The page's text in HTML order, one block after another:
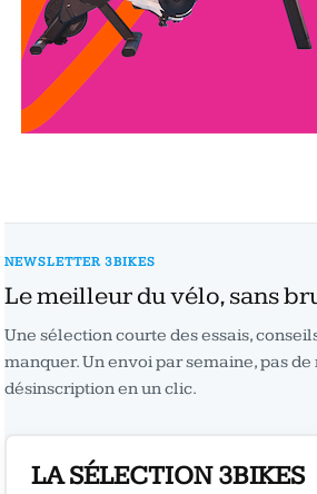
NEWSLETTER 3BIKES
Le meilleur du vélo, sans
Une sélection courte des essais,
manquer. Un envoi par semaine, pas
désinscription en un clic.
LA SÉLECTION 3BIKES